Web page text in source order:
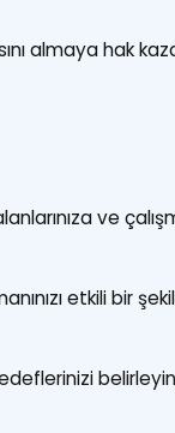
almaya hak
ve
etkili bir